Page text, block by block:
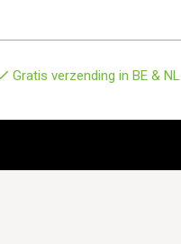
Gratis verzending in BE & NL